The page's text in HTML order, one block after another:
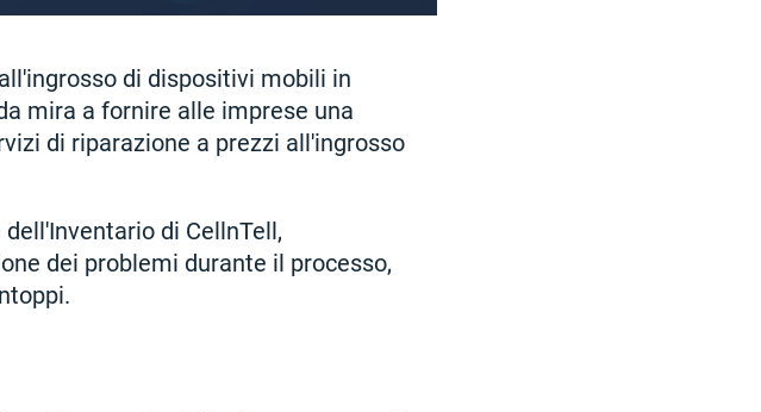
di dispositivi mobili in
mira a fornire alle imprese una
di riparazione a prezzi all'ingrosso
di CellnTell,
dei problemi durante il processo,